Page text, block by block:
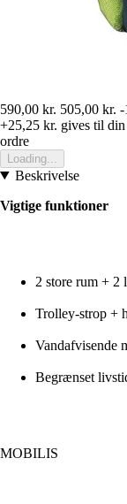
590,00 kr. 505,00 kr. -
+25,25 kr. gives til din
ordre
Loading...
Beskrivelse
Vigtige funktioner
2 store rum + 2
Trolley-strop +
Vandafvisende
Begrænset
MOBILIS